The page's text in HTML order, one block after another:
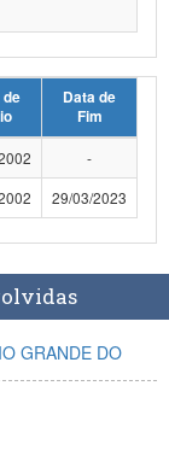
de
Data de
Fim
-
29/03/2023
GRANDE DO